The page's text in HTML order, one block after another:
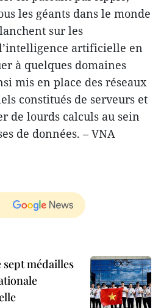
les géants dans le monde
sur les
artificielle en
à quelques domaines
mis en place des réseaux
constitués de serveurs et
de lourds calculs au sein
de données. – VNA
médailles